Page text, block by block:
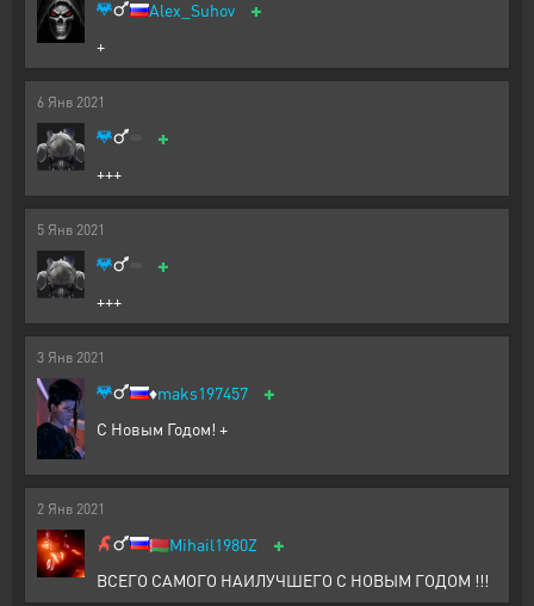
Alex_Suhov +
+
6 Янв 2021
+
+++
5 Янв 2021
+
+++
3 Янв 2021
♦️maks197457 +
С Новым Годом! +
2 Янв 2021
🇧🇾Mihail1980Z +
ВСЕГО САМОГО НАИЛУЧШЕГО С НОВЫМ ГОДОМ !!!